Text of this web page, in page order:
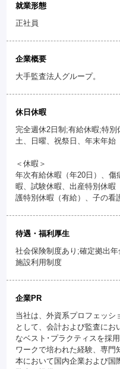
就業形態
正社員
企業概要
大手監査法人グループ。
休日休暇
完全週休2日制;有給休暇;特
土、日曜、祝祭日、年末年始
＜休暇＞
年次有給休暇（年20日）、
暇、試験休暇、出産特別休暇
護特別休暇（有給）、子の看
待遇・福利厚生
社会保険制度あり;確定拠出
施設利用制度
企業PR
当社は、外資系プロフェッシ
として、会計および監査にお
なベスト･プラクティスを採
ワークで培われた経験、専門
本において国内企業および国